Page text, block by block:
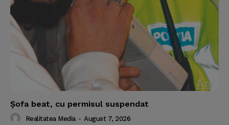
Şofa beat, cu permisul suspendat
Realitatea Media - August 7, 2026